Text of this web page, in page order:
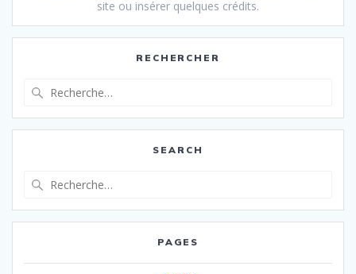
site ou insérer quelques crédits.
RECHERCHER
:
SEARCH
:
PAGES